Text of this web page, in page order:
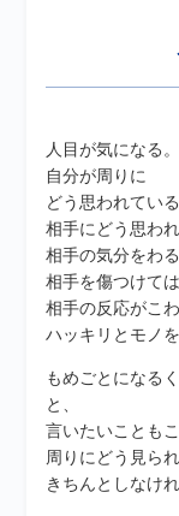
人目が気になる。
自分が周りに
どう思われてい
相手にどう思わ
相手の気分をわ
相手を傷つけて
相手の反応がこわ
ハッキリとモノ
もめごとになる
と、
言いたいことも
周りにどう見ら
きちんとしなけ